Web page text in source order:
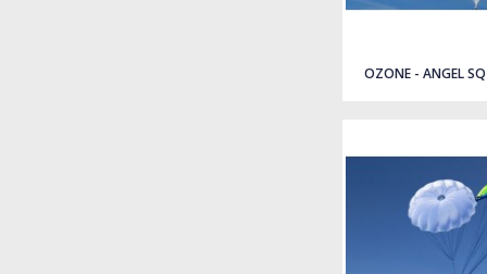
OZONE - ANGEL